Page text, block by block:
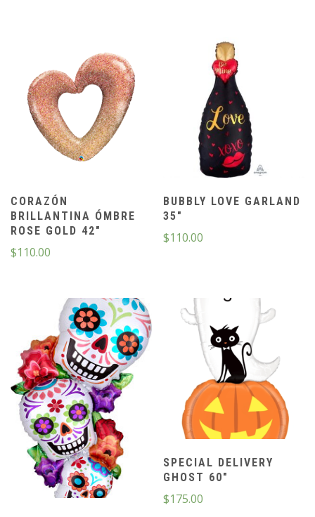
CORAZÓN
BRILLANTINA ÓMBRE
ROSE GOLD 42″
$110.00
BUBBLY LOVE GARLAND
35″
$110.00
SPECIAL DELIVERY
GHOST 60″
$175.00